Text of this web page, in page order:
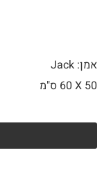
אמן: Jack
50 X